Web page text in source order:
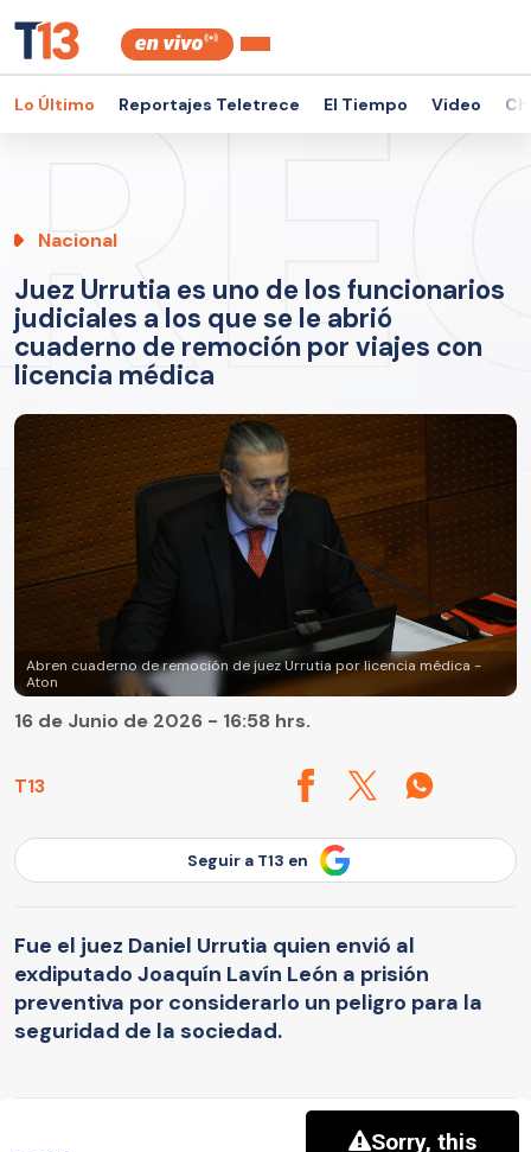
Lo Último Reportajes Teletrece El Tiempo Video
Nacional
Juez Urrutia es uno de los funcionarios
judiciales a los que se le abrió
cuaderno de remoción por viajes con
licencia médica
Abren cuaderno de remoción de juez Urrutia por licencia médica -
Aton
T13
16 de Junio de 2026 - 16:58 hrs.
Seguir a T13 en
Fue el juez Daniel Urrutia quien envió al
exdiputado Joaquín Lavín León a prisión
preventiva por considerarlo un peligro para la
seguridad de la sociedad.